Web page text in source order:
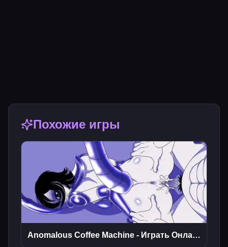
Похожие игры
Anomalous Coffee Machine - Играть Онлайн Бесплатно